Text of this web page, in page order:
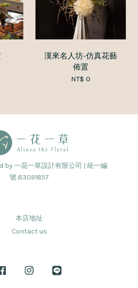
漢來名人坊-仿真花藝
佈置
NT$ 0
by 一花一草設計有限公司 | 統一編
號:83091857
本店地址
Contact us
Facebook Instagram